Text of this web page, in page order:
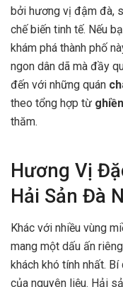
bởi hương vị đậm đà,
chế biến tinh tế. Nếu
khám phá thành phố
ngon dân dã mà đầy
đến với những quán
theo tổng hợp từ
thăm.
Hương Vị
Hải Sản Đà
Khác với nhiều vùng
mang một dấu ấn
khách khó tính nhất.
của nguyên liệu. Hải